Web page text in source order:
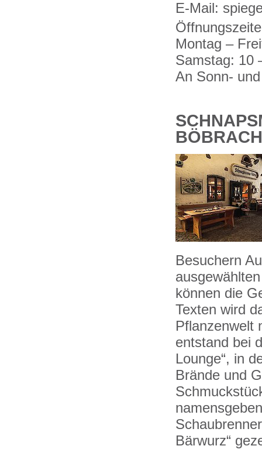
E-Mail:
Montag –
Samstag: 10
An Sonn-
Besuchern
können die
Texten wird
Pflanzenwelt
entstand bei
Lounge“, in
Brände und
Bärwurz“